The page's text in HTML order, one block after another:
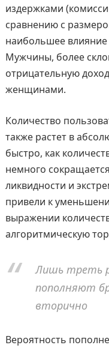
издержками
сравнению с
наибольшее влияние
Мужчины, более
отрицательную
женщинами.
Количество
также растет в
быстро, как
немного
ликвидности и
привели к
выражении
алгоритмическую
Лишь треть
пополняют
вторично
Вероятность